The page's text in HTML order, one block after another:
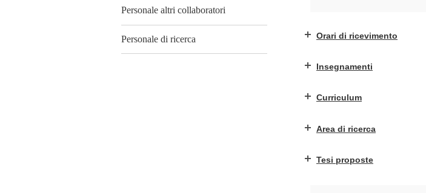
Personale altri collaboratori
Personale di ricerca Orari di ricevimento
Insegnamenti
Curriculum
Area di ricerca
Tesi proposte